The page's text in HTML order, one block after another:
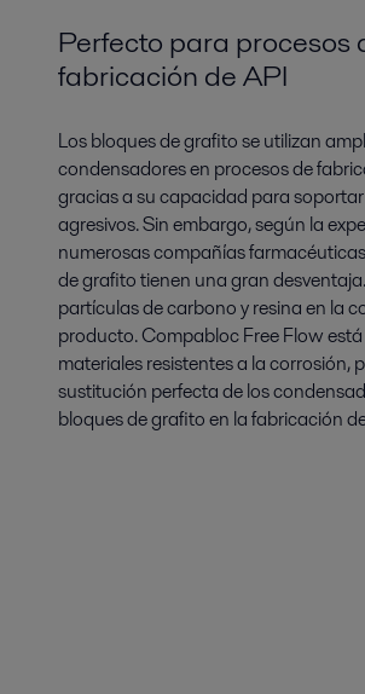
Perfecto para procesos
fabricación de API
Los bloques de grafito se utilizan
condensadores en procesos de
gracias a su capacidad para
agresivos. Sin embargo, según la
numerosas compañías
de grafito tienen una gran
partículas de carbono y resina en la
producto. Compabloc Free Flow
materiales resistentes a la corrosión,
sustitución perfecta de los
bloques de grafito en la fabricación